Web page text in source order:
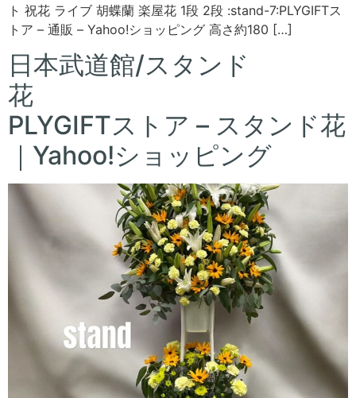
ト 祝花 ライブ 胡蝶蘭 楽屋花 1段 2段 :stand-7:PLYGIFTス
トア – 通販 – Yahoo!ショッピング 高さ約180 […]
日本武道館/スタンド
花
PLYGIFTストア – スタンド花
｜Yahoo!ショッピング